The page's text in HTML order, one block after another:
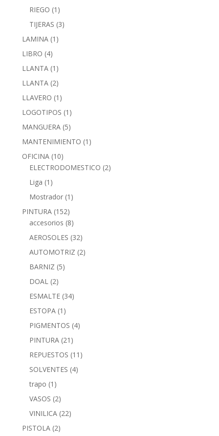
RIEGO (1)
TIJERAS (3)
LAMINA (1)
LIBRO (4)
LLANTA (1)
LLANTA (2)
LLAVERO (1)
LOGOTIPOS (1)
MANGUERA (5)
MANTENIMIENTO (1)
OFICINA (10)
ELECTRODOMESTICO (2)
Liga (1)
Mostrador (1)
PINTURA (152)
accesorios (8)
AEROSOLES (32)
AUTOMOTRIZ (2)
BARNIZ (5)
DOAL (2)
ESMALTE (34)
ESTOPA (1)
PIGMENTOS (4)
PINTURA (21)
REPUESTOS (11)
SOLVENTES (4)
trapo (1)
VASOS (2)
VINILICA (22)
PISTOLA (2)